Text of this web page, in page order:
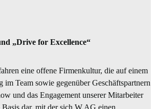
„Drive for Excellence“
eine offene Firmenkultur, die auf einem
im Team sowie gegenüber Geschäftspartnern
und das Engagement unserer Mitarbeiter
dar, mit der sich W.AG einen